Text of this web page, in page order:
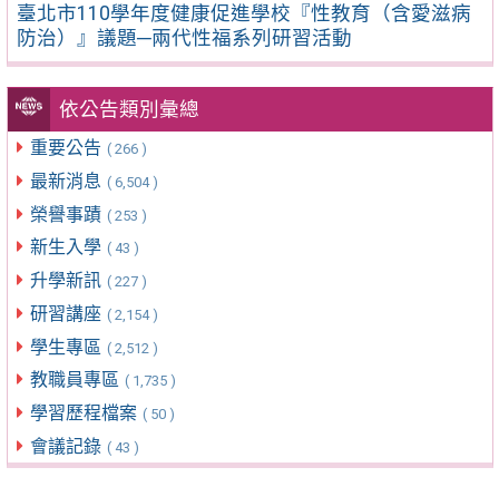
臺北市110學年度健康促進學校『性教育（含愛滋病
防治）』議題─兩代性福系列研習活動
依公告類別彙總
重要公告 ( 266 )
最新消息 ( 6,504 )
榮譽事蹟 ( 253 )
新生入學 ( 43 )
升學新訊 ( 227 )
研習講座 ( 2,154 )
學生專區 ( 2,512 )
教職員專區 ( 1,735 )
學習歷程檔案 ( 50 )
會議記錄 ( 43 )